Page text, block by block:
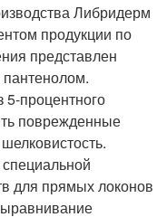
Либридерм
продукции по
представлен
5-процентного
поврежденные
для прямых локонов